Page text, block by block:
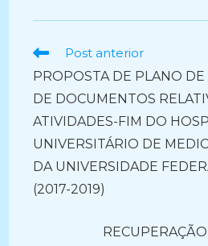
Ler
artigos
Post anterior
PROPOSTA DE PLANO DE
DE DOCUMENTOS
ATIVIDADES-FIM DO
UNIVERSITÁRIO DE
DA UNIVERSIDADE
(2017-2019)